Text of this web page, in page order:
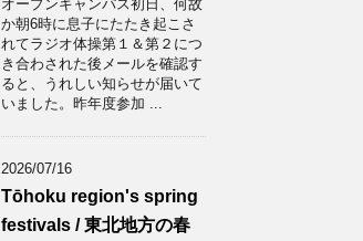
オープンキャンパス初日、何故
か朝6時に息子にたたき起こさ
れてラジオ体操第１＆第２につ
き合わされた後メールを確認す
ると、うれしい知らせが届いて
いました。昨年度参加 ...
2026/07/16
Tōhoku region's spring
festivals / 東北地方の春